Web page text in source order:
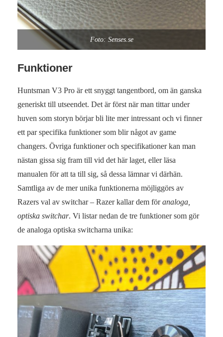
Foto: Senses.se
Funktioner
Huntsman V3 Pro är ett snyggt tangentbord, om än ganska
generiskt till utseendet. Det är först när man tittar under
huven som storyn börjar bli lite mer intressant och vi finner
ett par specifika funktioner som blir något av game
changers. Övriga funktioner och specifikationer kan man
nästan gissa sig fram till vid det här laget, eller läsa
manualen för att ta till sig, så dessa lämnar vi därhän.
Samtliga av de mer unika funktionerna möjliggörs av
Razers val av switchar – Razer kallar dem föranaloga,
optiska switchar. Vi listar nedan de tre funktioner som gör
de analoga optiska switcharna unika: